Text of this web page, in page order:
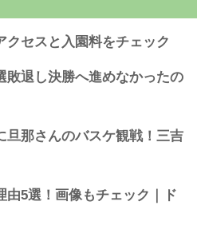
クセスと入園料をチェック
敗退し決勝へ進めなかったの
旦那さんのバスケ観戦！三吉
由5選！画像もチェック｜ド